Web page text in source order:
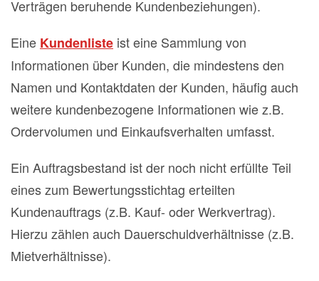
Verträgen beruhende Kundenbeziehungen).
Eine Kundenliste ist eine Sammlung von
Informationen über Kunden, die mindestens den
Namen und Kontaktdaten der Kunden, häufig auch
weitere kundenbezogene Informationen wie z.B.
Ordervolumen und Einkaufsverhalten umfasst.
Ein Auftragsbestand ist der noch nicht erfüllte Teil
eines zum Bewertungsstichtag erteilten
Kundenauftrags (z.B. Kauf- oder Werkvertrag).
Hierzu zählen auch Dauerschuldverhältnisse (z.B.
Mietverhältnisse).